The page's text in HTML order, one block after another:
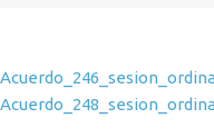
Navegación